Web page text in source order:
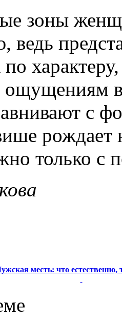
зоны
ведь
с
рождает
только
месть: что естественно,